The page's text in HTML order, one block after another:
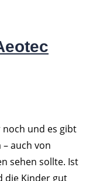
noch und es gibt
auch von
sehen sollte. Ist
die Kinder gut